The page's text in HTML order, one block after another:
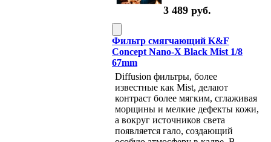
3 489 руб.
Фильтр смягчающий K&F
Concept Nano-X Black Mist 1/8
67mm
Diffusion фильтры, более
известные как Mist, делают
контраст более мягким, сглаживая
морщины и мелкие дефекты кожи,
а вокруг источников света
появляется гало, создающий